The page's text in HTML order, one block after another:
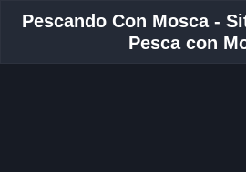
Pescando Con Mosca -
Pesca con